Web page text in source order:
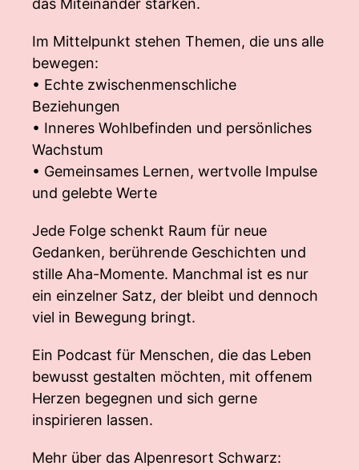
das Miteinander stärken.
Im Mittelpunkt stehen Themen, die uns alle
bewegen:
• Echte zwischenmenschliche
Beziehungen
• Inneres Wohlbefinden und persönliches
Wachstum
• Gemeinsames Lernen, wertvolle Impulse
und gelebte Werte
Jede Folge schenkt Raum für neue
Gedanken, berührende Geschichten und
stille Aha-Momente. Manchmal ist es nur
ein einzelner Satz, der bleibt und dennoch
viel in Bewegung bringt.
Ein Podcast für Menschen, die das Leben
bewusst gestalten möchten, mit offenem
Herzen begegnen und sich gerne
inspirieren lassen.
Mehr über das Alpenresort Schwarz: